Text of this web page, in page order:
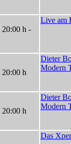
20:00 h -
Live am
20:00 h
Dieter
Modern
20:00 h
Dieter
Modern
Das